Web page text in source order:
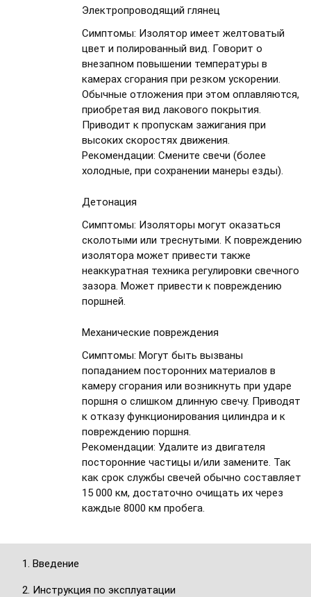
1. Введение
2. Инструкция по эксплуатации
Электропроводящий глянец
Симптомы: Изолятор имеет желтоватый
цвет и полированный вид. Говорит о
внезапном повышении температуры в
камерах сгорания при резком ускорении.
Обычные отложения при этом оплавляются,
приобретая вид лакового покрытия.
Приводит к пропускам зажигания при
высоких скоростях движения.
Рекомендации: Смените свечи (более
холодные, при сохранении манеры езды).
Детонация
Симптомы: Изоляторы могут оказаться
сколотыми или треснутыми. К повреждению
изолятора может привести также
неаккуратная техника регулировки свечного
зазора. Может привести к повреждению
поршней.
Механические повреждения
Симптомы: Могут быть вызваны
попаданием посторонних материалов в
камеру сгорания или возникнуть при ударе
поршня о слишком длинную свечу. Приводят
к отказу функционирования цилиндра и к
повреждению поршня.
Рекомендации: Удалите из двигателя
посторонние частицы и/или замените. Так
как срок службы свечей обычно составляет
15 000 км, достаточно очищать их через
каждые 8000 км пробега.